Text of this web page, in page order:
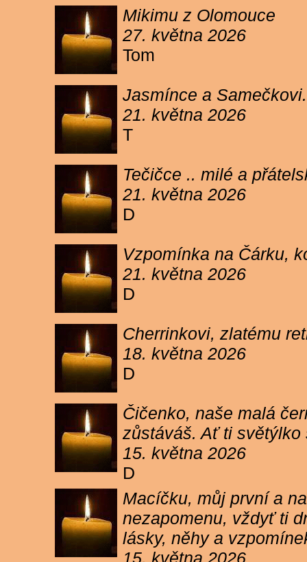
Mikimu z Olomouce
27. května 2026
Tom
Jasmínce a
21. května 2026
T
Tečičce .. milé a
21. května 2026
D
Vzpomínka na Čárku,
21. května 2026
D
Cherrinkovi, zlatému
18. května 2026
D
Čičenko, naše malá
zůstáváš. Ať ti
15. května 2026
D
Macíčku, můj první a
nezapomenu, vždyť ti
lásky, něhy a
15. května 2026